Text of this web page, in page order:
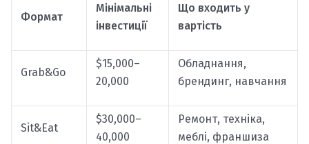
Формат
Мінімальні
інвестиції
Що входить у
вартість
Grab&Go
$15,000–
20,000
Обладнання,
брендинг, навчання
Sit&Eat
$30,000–
40,000
Ремонт, техніка,
меблі, франшиза